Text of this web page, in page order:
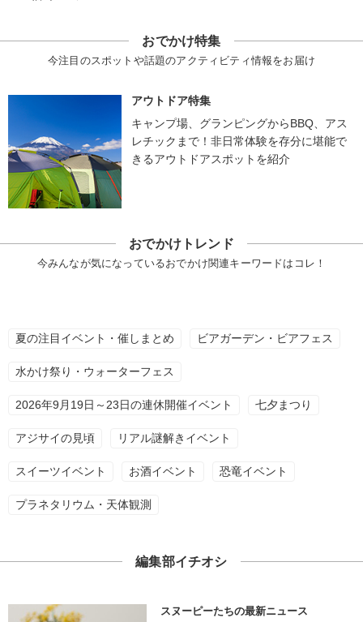
おでかけ特集
今注目のスポットや話題のアクティビティ情報をお届け
アウトドア特集
キャンプ場、グランピングからBBQ、アス
レチックまで！非日常体験を存分に堪能で
きるアウトドアスポットを紹介
おでかけトレンド
今みんなが気になっているおでかけ関連キーワードはコレ！
夏の注目イベント・催しまとめ ビアガーデン・ビアフェス
水かけ祭り・ウォーターフェス
2026年9月19日～23日の連休開催イベント 七夕まつり
アジサイの見頃 リアル謎解きイベント
スイーツイベント お酒イベント 恐竜イベント
プラネタリウム・天体観測
編集部イチオシ
スヌーピーたちの最新ニュース